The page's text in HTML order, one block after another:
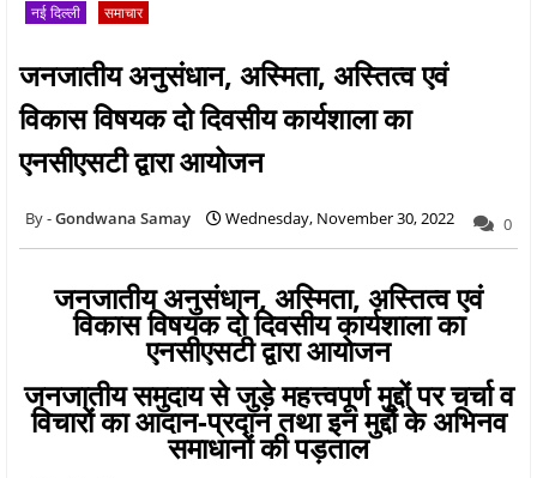
नई दिल्ली समाचार
जनजातीय अनुसंधान, अस्मिता, अस्तित्व एवं
विकास विषयक दो दिवसीय कार्यशाला का
एनसीएसटी द्वारा आयोजन
Gondwana Samay Wednesday, November 30, 2022 0
जनजातीय अनुसंधान, अस्मिता, अस्तित्व एवं
विकास विषयक दो दिवसीय कार्यशाला का
एनसीएसटी द्वारा आयोजन
जनजातीय समुदाय से जुड़े महत्त्वपूर्ण मुद्दों पर चर्चा व
विचारों का आदान-प्रदान तथा इन मुद्दों के अभिनव
समाधानों की पड़ताल